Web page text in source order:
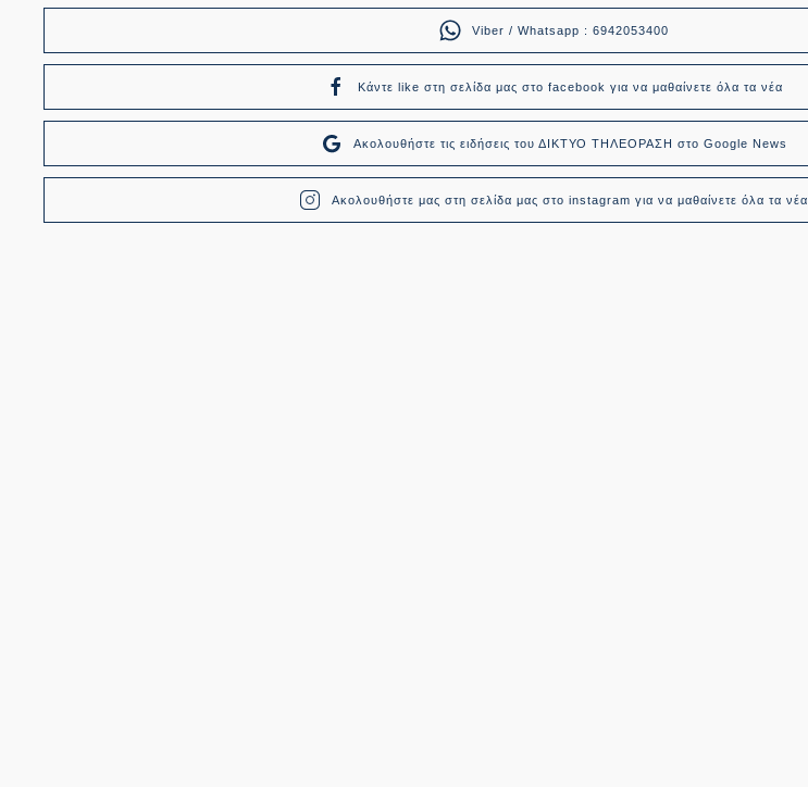
Viber / Whatsapp : 6942053400
Κάντε like στη σελίδα μας στο facebook για να μαθαίνετε όλα τα νέα
Ακολουθήστε τις ειδήσεις του ΔΙΚΤΥΟ ΤΗΛΕΟΡΑΣΗ στο Google News
Ακολουθήστε μας στη σελίδα μας στο instagram για να μαθαίνετε όλα τα νέα